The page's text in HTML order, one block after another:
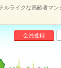
ルライクな高齢者マ
会員登録